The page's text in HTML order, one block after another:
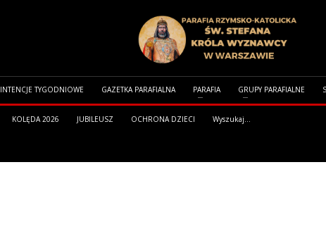
INTENCJE TYGODNIOWE GAZETKA PARAFIALNA PARAFIA GRUPY PARAFIALNE
KOLĘDA 2026 JUBILEUSZ OCHRONA DZIECI Wyszukaj...